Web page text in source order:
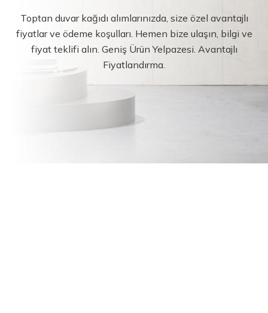
Toptan duvar kağıdı alımlarınızda, size özel avantajlı
fiyatlar ve ödeme koşulları. Hemen bize ulaşın, bilgi ve
fiyat teklifi alın. Geniş Ürün Yelpazesi. Avantajlı
Fiyatlandırma.